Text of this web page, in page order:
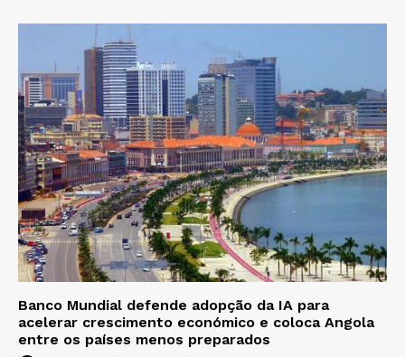
Banco Mundial defende adopção da IA para
acelerar crescimento económico e coloca Angola
entre os países menos preparados